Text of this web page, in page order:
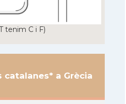
tenim C i F)
catalanes* a Grècia